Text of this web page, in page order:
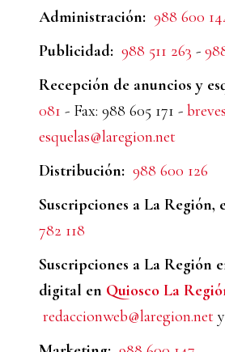
Administración: 988 600
Publicidad: 988 511 263 -
Recepción de anuncios y
081 - Fax: 988 605 171 -
esquelas@laregion.net
Distribución: 988 600 126
Suscripciones a La Región,
782 118
Suscripciones a La Región
digital en Quiosco La
redaccionweb@laregion.net y